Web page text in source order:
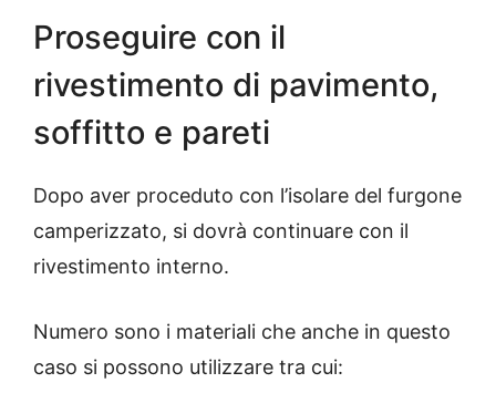
Proseguire con il
rivestimento di pavimento,
soffitto e pareti
Dopo aver proceduto con l’isolare del furgone
camperizzato, si dovrà continuare con il
rivestimento interno.
Numero sono i materiali che anche in questo
caso si possono utilizzare tra cui: